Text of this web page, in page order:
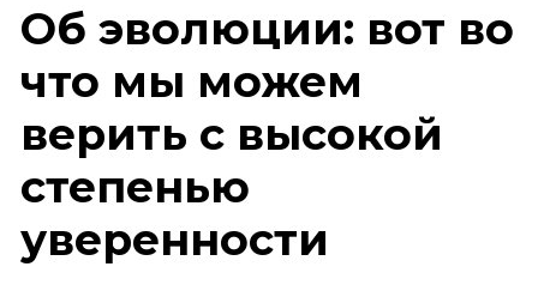
Об эволюции: вот во
что мы можем
верить с высокой
степенью
уверенности